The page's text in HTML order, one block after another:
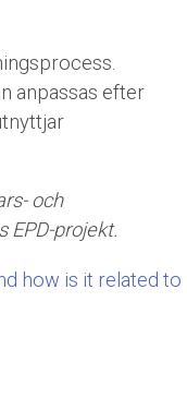
anpassas efter
och
EPD-projekt.
how is it related to